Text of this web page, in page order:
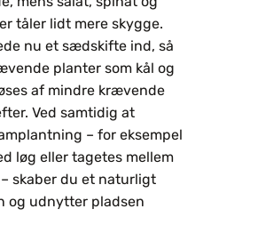
tåler lidt mere skygge.
nu et sædskifte ind, så
planter som kål og
af mindre krævende
Ved samtidig at
– for eksempel
løg eller tagetes mellem
skaber du et naturligt
og udnytter pladsen